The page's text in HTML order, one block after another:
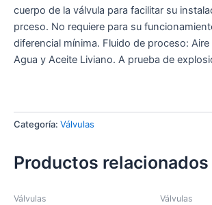
cuerpo de la válvula para facilitar su
prceso. No requiere para su
diferencial mínima. Fluido de proceso: Aire
Agua y Aceite Liviano. A prueba de
Categoría: Válvulas
Productos relacionados
Válvulas Válvulas